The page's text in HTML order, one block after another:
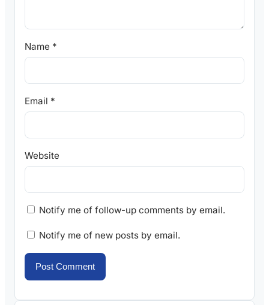
Name *
Email *
Website
Notify me of follow-up comments by email.
Notify me of new posts by email.